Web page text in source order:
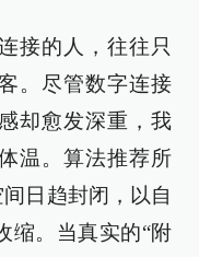
接的人，往往只
。尽管数字连接
却愈发深重，我
温。算法推荐所
日趋封闭，以自
缩。当真实的“附